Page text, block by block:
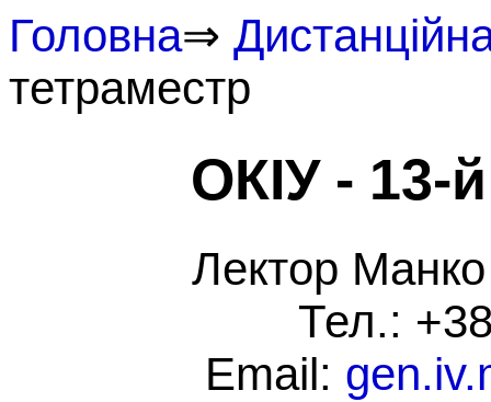
Головна⇒
тетраместр
ОКІУ -
Лектор Манко
Тел.:
Email: